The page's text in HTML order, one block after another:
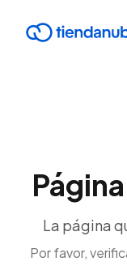
La página
Por favor,